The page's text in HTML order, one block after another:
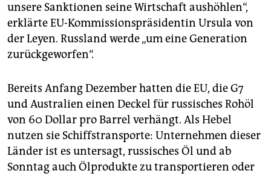
unsere Sanktionen seine Wirtschaft aushöhlen“,
erklärte EU-Kommissionspräsidentin Ursula von
der Leyen. Russland werde „um eine Generation
zurückgeworfen“.
Bereits Anfang Dezember hatten die EU, die G7
und Australien einen Deckel für russisches Rohöl
von 60 Dollar pro Barrel verhängt. Als Hebel
nutzen sie Schiffstransporte: Unternehmen dieser
Länder ist es untersagt, russisches Öl und ab
Sonntag auch Ölprodukte zu transportieren oder